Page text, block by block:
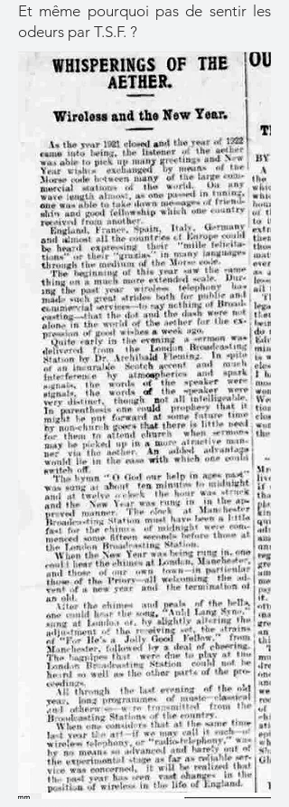
Et même pourquoi pas de sentir les
odeurs par T.S.F. ?